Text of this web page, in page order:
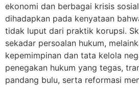
ekonomi dan berbagai krisis
dihadapkan pada kenyataan
tidak luput dari praktik korupsi.
sekadar persoalan hukum,
kepemimpinan dan tata kelola
penegakan hukum yang tegas,
pandang bulu, serta reformasi